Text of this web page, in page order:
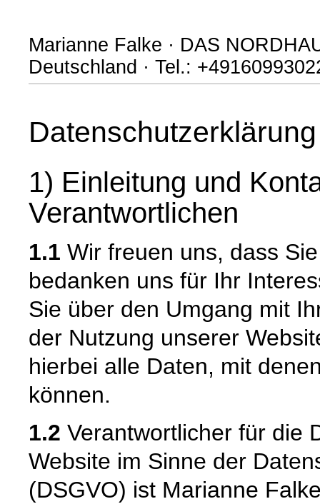
Marianne Falke · DAS
Deutschland · Tel.:
Datenschutzerklärung
1) Einleitung und
Verantwortlichen
1.1 Wir freuen uns, dass
bedanken uns für Ihr
Sie über den Umgang mit
der Nutzung unserer
hierbei alle Daten, mit
können.
1.2 Verantwortlicher für die
Website im Sinne der
(DSGVO) ist Marianne